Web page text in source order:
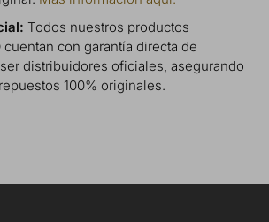
Todos nuestros productos
cuentan con garantía directa de
distribuidores oficiales, asegurando
100% originales.